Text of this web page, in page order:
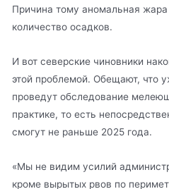
Причина тому аномальная жара
количество осадков.
И вот северские чиновники
этой проблемой. Обещают, что
проведут обследование
практике, то есть
смогут не раньше 2025 года.
«Мы не видим усилий
кроме вырытых рвов по